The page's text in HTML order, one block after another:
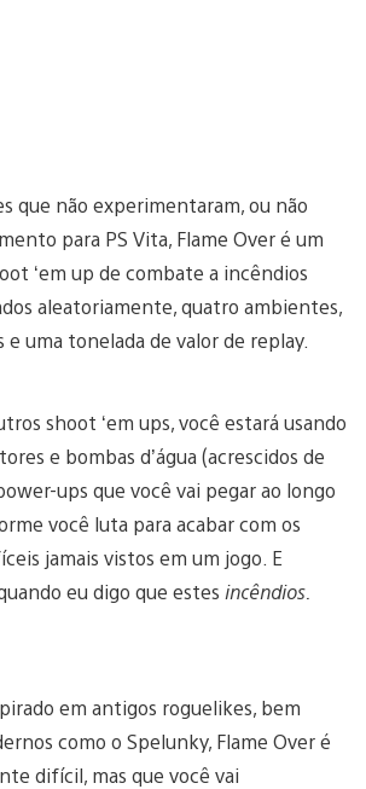
que não experimentaram, ou não
para PS Vita, Flame Over é um
‘em up de combate a incêndios
aleatoriamente, quatro ambientes,
e uma tonelada de valor de replay.
shoot ‘em ups, você estará usando
e bombas d’água (acrescidos de
ups que você vai pegar ao longo
você luta para acabar com os
jamais vistos em um jogo. E
eu digo que estes incêndios.
em antigos roguelikes, bem
como o Spelunky, Flame Over é
difícil, mas que você vai